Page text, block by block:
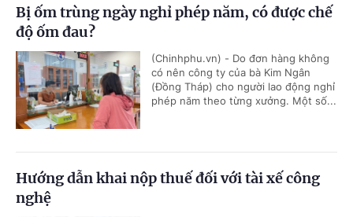
Bị ốm trùng ngày nghỉ phép năm, có được chế
độ ốm đau?
(Chinhphu.vn) - Do đơn hàng không
có nên công ty của bà Kim Ngân
(Đồng Tháp) cho người lao động nghỉ
phép năm theo từng xưởng. Một số...
Hướng dẫn khai nộp thuế đối với tài xế công
nghệ